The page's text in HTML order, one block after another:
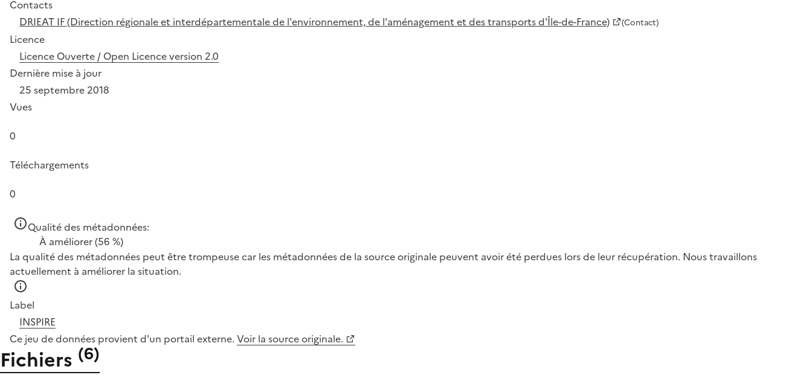
Contacts
DRIEAT IF (Direction régionale et interdépartementale de l'environnement, de l'aménagement et des transports d'Île-de-France)
(Contact)
Licence
Licence Ouverte / Open Licence version 2.0
Dernière mise à jour
25 septembre 2018
Vues
0
Téléchargements
0
Qualité des métadonnées:
À améliorer(56 %)
La qualité des métadonnées peut être trompeuse car les métadonnées de la source originale peuvent avoir été perdues lors de leur récupération. Nous travaillons
actuellement à améliorer la situation.
Label
INSPIRE
Ce jeu de données provient d'un portail externe. Voir la source originale.
Fichiers (6)